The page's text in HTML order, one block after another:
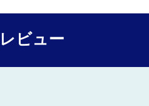
ビュー